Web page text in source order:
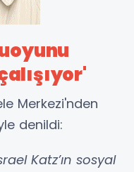
Merkezi'nden
denildi:
Katz’ın sosyal